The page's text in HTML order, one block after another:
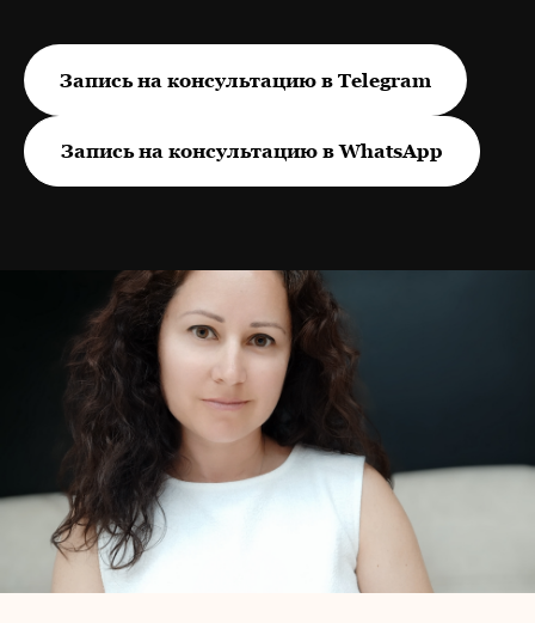
Запись на консультацию в Telegram
Запись на консультацию в WhatsApp